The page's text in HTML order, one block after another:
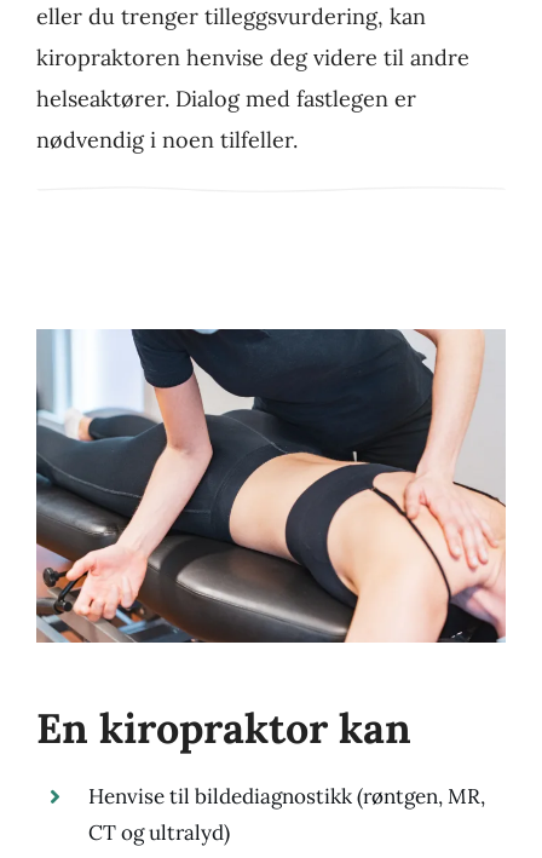
eller du trenger tilleggsvurdering, kan
kiropraktoren henvise deg videre til andre
helseaktører. Dialog med fastlegen er
nødvendig i noen tilfeller.
En kiropraktor kan
Henvise til bildediagnostikk (røntgen, MR,
CT og ultralyd)